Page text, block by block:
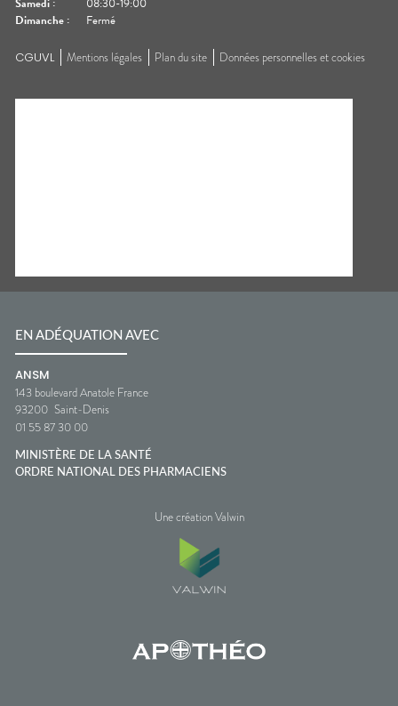
Dimanche : Fermé
CGUVL Mentions légales Plan du site Données personnelles et cookies
EN ADÉQUATION AVEC
ANSM
143 boulevard Anatole France
93200 Saint-Denis
01 55 87 30 00
MINISTÈRE DE LA SANTÉ
ORDRE NATIONAL DES PHARMACIENS
Une création Valwin